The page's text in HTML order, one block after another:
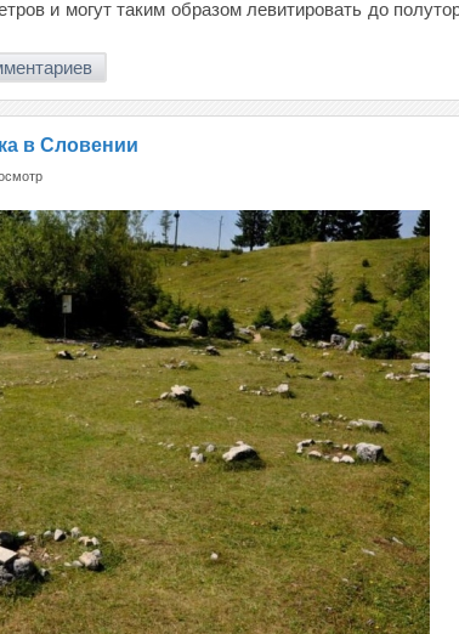
и могут таким образом левитировать до
в Словении